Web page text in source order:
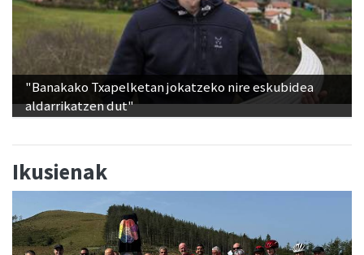
"Banakako Txapelketan jokatzeko nire eskubidea
aldarrikatzen dut"
Ikusienak